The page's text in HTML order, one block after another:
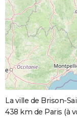
La ville de Brison-
438 km de Paris (à